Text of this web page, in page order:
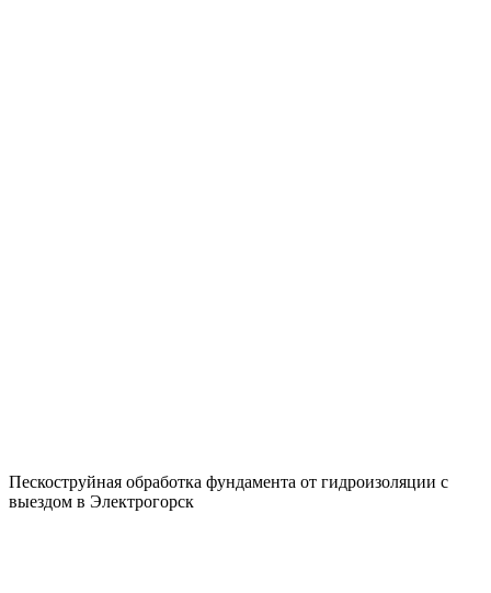
Пескоструйная обработка фундамента от гидроизоляции с
выездом в Электрогорск